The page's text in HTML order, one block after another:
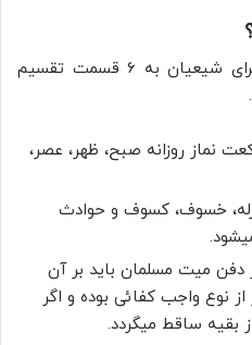
نمازهای واجب در دین اسلام برای شیعیان به 6 قسمت تقسیم
یومیه: همان 17 رکعت نماز روزانه صبح، ظهر، عصر،
خسوف، کسوف و حوادث
دفن میت مسلمان باید بر آن
از نوع واجب کفائی بوده و اگر
بقیه ساقط میگردد.